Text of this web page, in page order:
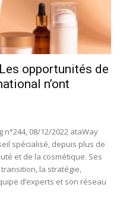
opportunités de
n’ont
08/12/2022 ataWay
spécialisé, depuis plus de
et de la cosmétique. Ses
la stratégie,
d’experts et son réseau